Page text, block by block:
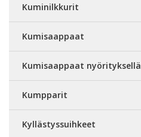
Kuminilkkurit
Kumisaappaat
Kumisaappaat nyörityksellä
Kumpparit
Kyllästyssuihkeet